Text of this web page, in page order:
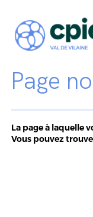
Page
La page à laquelle
Vous pouvez